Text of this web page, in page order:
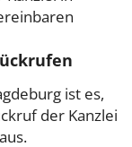
ist es,
der Kanzlei